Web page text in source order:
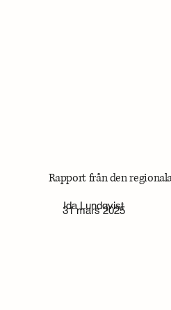
Rapport från den
Ida Lundqvist
31 mars 2025